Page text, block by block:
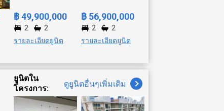
฿ 49,900,000
2 2
รายละเอียดยูนิต
฿ 56,900,000
2 2
รายละเอียดยูนิต
ยูนิตใน
โครงการ:
ดูยูนิตอื่นๆเพิ่มเติม